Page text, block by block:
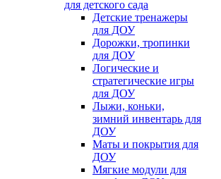
для детского сада
Детские тренажеры
для ДОУ
Дорожки, тропинки
для ДОУ
Логические и
стратегические игры
для ДОУ
Лыжи, коньки,
зимний инвентарь для
ДОУ
Маты и покрытия для
ДОУ
Мягкие модули для